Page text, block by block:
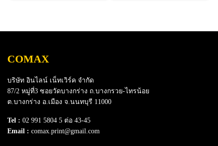
COMAX
บริษัท อินไลน์ เน็ทเวิร์ค จำกัด
87/2 หมู่ที่3 ซอยวัดบางกร่าง ถ.บางกรวย-ไทรน้อย
ต.บางกร่าง อ.เมือง จ.นนทบุรี 11000
Tel : 02 991 5804 5 ต่อ 43-45
Email : comax.print@gmail.com